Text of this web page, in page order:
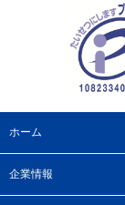
ホーム
企業情報